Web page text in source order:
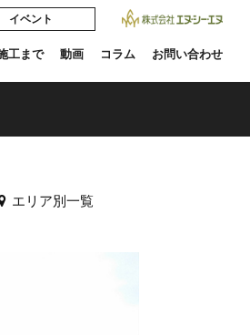
イベント
工まで 動画 コラム お問い合わせ
エリア別一覧